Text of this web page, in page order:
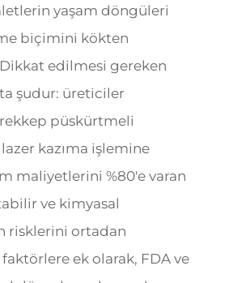
yaşam döngüleri
biçimini kökten
edilmesi gereken
şudur: üreticiler
püskürtmeli
kazıma işlemine
maliyetlerini %80'e varan
ve kimyasal
risklerini ortadan
ek olarak, FDA ve